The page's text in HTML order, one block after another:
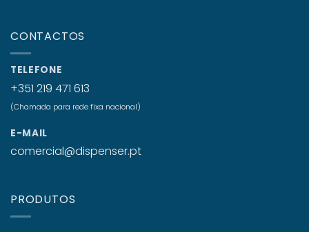
CONTACTOS
TELEFONE
+351 219 471 613
(Chamada para rede fixa nacional)
E-MAIL
comercial@dispenser.pt
PRODUTOS